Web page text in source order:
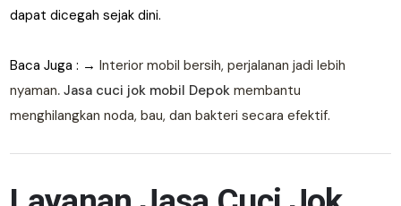
dapat dicegah sejak dini.
Baca Juga : →Interior mobil bersih, perjalanan jadi lebih
nyaman. Jasa cuci jok mobil Depok membantu
menghilangkan noda, bau, dan bakteri secara efektif.